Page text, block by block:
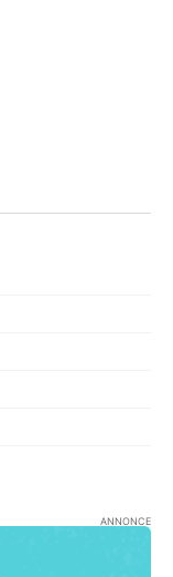
ANNONCE